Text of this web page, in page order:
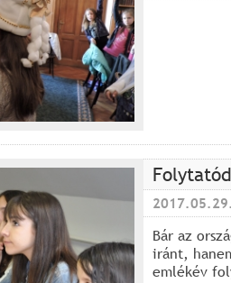
2017.05.29.
Bár az
iránt,
emlékév